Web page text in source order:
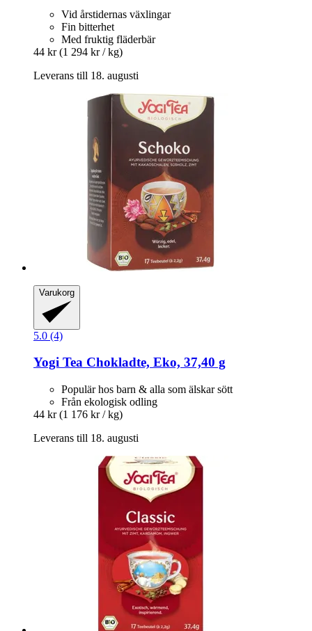
Vid årstidernas växlingar
Fin bitterhet
Med fruktig fläderbär
44 kr (1 294 kr / kg)
Leverans till 18. augusti
Varukorg
5.0 (4)
Yogi Tea Chokladte, Eko, 37,40 g
Populär hos barn & alla som älskar sött
Från ekologisk odling
44 kr (1 176 kr / kg)
Leverans till 18. augusti